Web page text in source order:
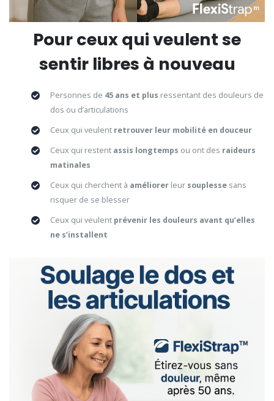
Pour ceux qui veulent se
sentir libres à nouveau
Personnes de 45 ans et plus ressentant des douleurs de
dos ou d’articulations
Ceux qui veulent retrouver leur mobilité en douceur
Ceux qui restent assis longtemps ou ont des raideurs
matinales
Ceux qui cherchent à améliorerleur souplessesans
risquer de se blesser
Ceux qui veulent prévenir les douleurs avant qu’elles
ne s’installent